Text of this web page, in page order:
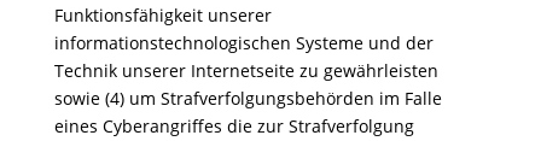
Funktionsfähigkeit unserer
informationstechnologischen Systeme und der
Technik unserer Internetseite zu gewährleisten
sowie (4) um Strafverfolgungsbehörden im Falle
eines Cyberangriffes die zur Strafverfolgung